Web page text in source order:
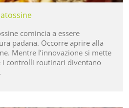
comincia a essere
padana. Occorre aprire alla
Mentre l’innovazione si mette
i controlli routinari diventano